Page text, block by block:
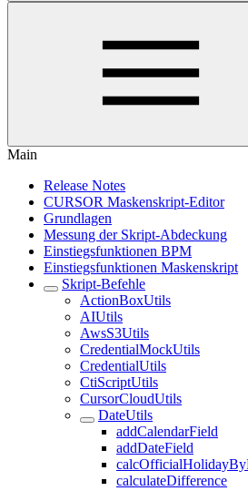
Main
Release Notes
CURSOR Maskenskript-Editor
Grundlagen
Messung der Skript-Abdeckung
Einstiegsfunktionen BPM
Einstiegsfunktionen Maskenskript
Skript-Befehle
ActionBoxUtils
AIUtils
AwsS3Utils
CredentialMockUtils
CredentialUtils
CtiScriptUtils
CursorCloudUtils
DateUtils
addCalendarField
addDateField
calculateDifference